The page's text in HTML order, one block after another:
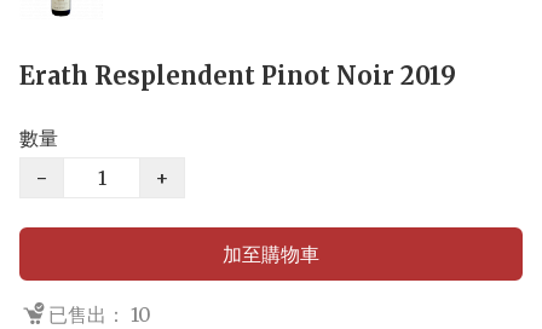
Erath Resplendent Pinot Noir 2019
數量
−
+
加至購物車
已售出： 10